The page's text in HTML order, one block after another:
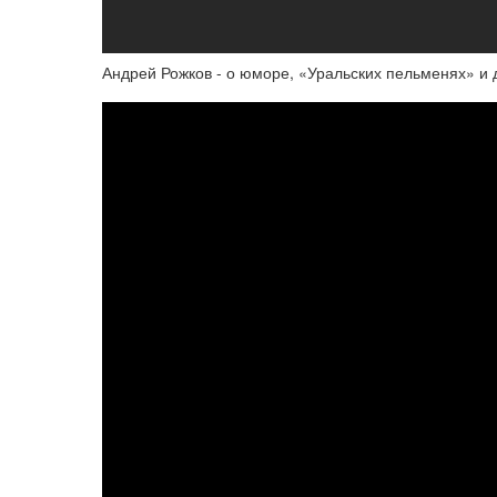
Андрей Рожков - о юморе, «Уральских пельменях» и